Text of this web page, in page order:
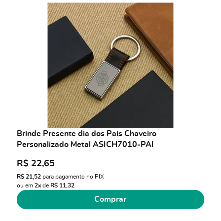
Brinde Presente dia dos Pais Chaveiro
Personalizado Metal ASICH7010-PAI
R$ 22,65
R$ 21,52para pagamento no PIX
ou em 2xde R$ 11,32
Comprar